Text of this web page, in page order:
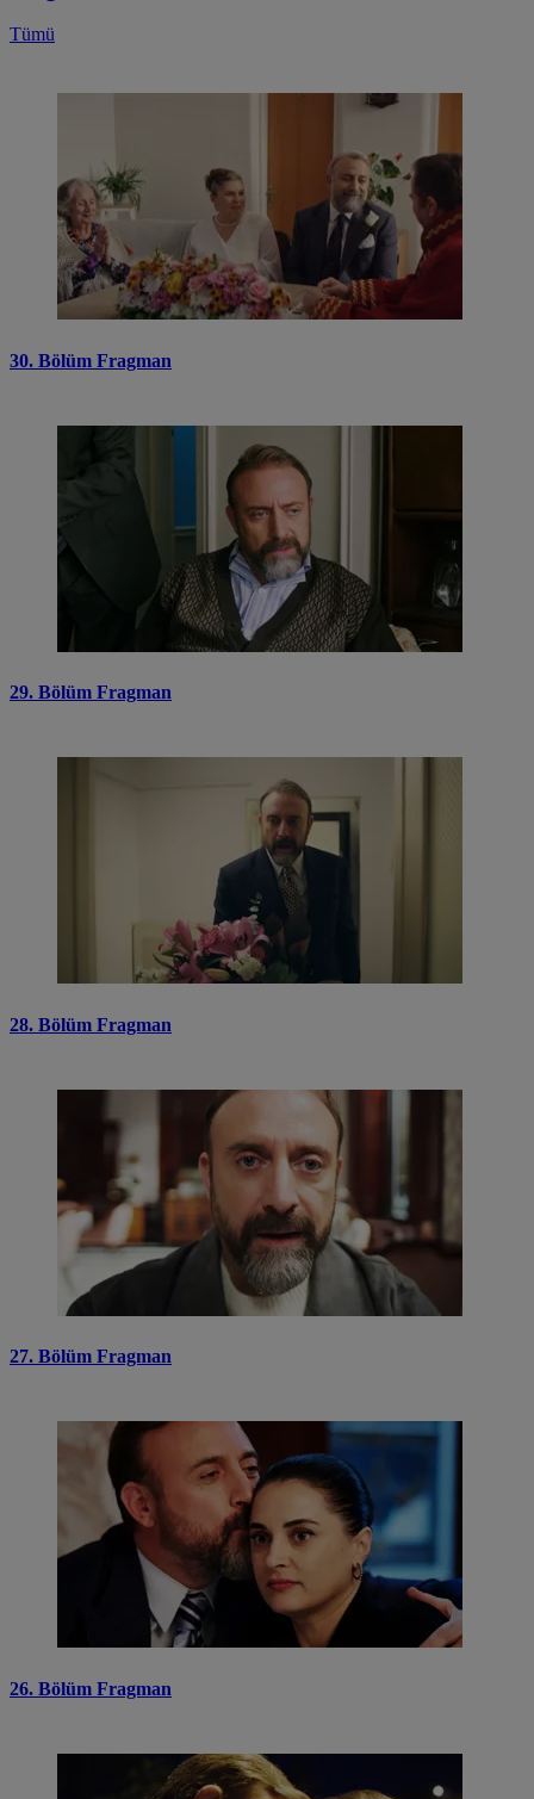
Tümü
30. Bölüm Fragman
29. Bölüm Fragman
28. Bölüm Fragman
27. Bölüm Fragman
26. Bölüm Fragman